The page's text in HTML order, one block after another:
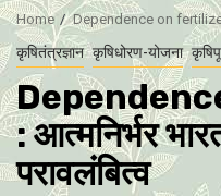
Home Dependence on
कृषितंत्रज्ञान कृषिधोरण-योजना
: आत्मनिर्भर
परावलंबित्व